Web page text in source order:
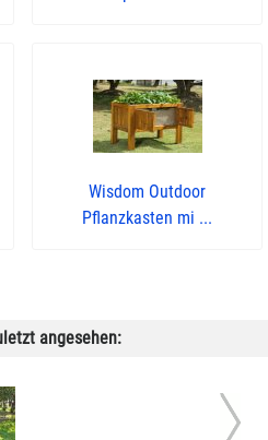
Wisdom Outdoor
Pflanzkasten mi ...
angesehen: